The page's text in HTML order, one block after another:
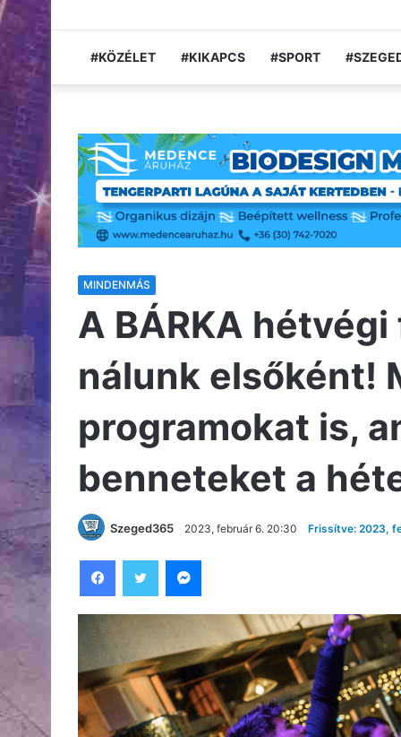
#KÖZÉLET #KIKAPCS #SPORT
MINDENMÁS
A BÁRKA
nálunk elsőként!
programokat is,
benneteket a
Szeged365 2023, február 6. 20:30 Frissítve: 2023,